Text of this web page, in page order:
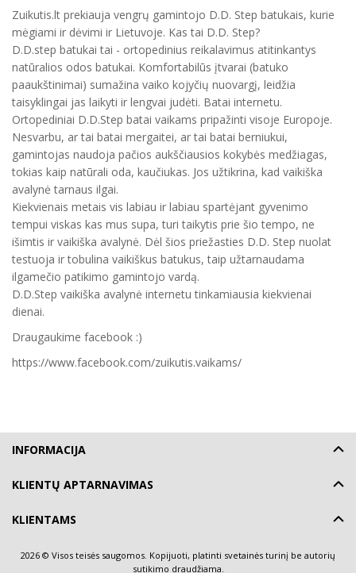
Zuikutis.lt prekiauja vengrų gamintojo D.D. Step batukais, kurie
mėgiami ir dėvimi ir Lietuvoje. Kas tai D.D. Step?
D.D.step batukai tai - ortopedinius reikalavimus atitinkantys
natūralios odos batukai. Komfortabilūs įtvarai (batuko
paaukštinimai) sumažina vaiko kojyčių nuovargį, leidžia
taisyklingai jas laikyti ir lengvai judėti. Batai internetu.
Ortopediniai D.D.Step batai vaikams pripažinti visoje Europoje.
Nesvarbu, ar tai batai mergaitei, ar tai batai berniukui,
gamintojas naudoja pačios aukščiausios kokybės medžiagas,
tokias kaip natūrali oda, kaučiukas. Jos užtikrina, kad vaikiška
avalynė tarnaus ilgai.
Kiekvienais metais vis labiau ir labiau spartėjant gyvenimo
tempui viskas kas mus supa, turi taikytis prie šio tempo, ne
išimtis ir vaikiška avalynė. Dėl šios priežasties D.D. Step nuolat
testuoja ir tobulina vaikiškus batukus, taip užtarnaudama
ilgamečio patikimo gamintojo vardą.
D.D.Step vaikiška avalynė internetu tinkamiausia kiekvienai
dienai.
Draugaukime facebook :)
https://www.facebook.com/zuikutis.vaikams/
INFORMACIJA
KLIENTŲ APTARNAVIMAS
KLIENTAMS
2026 © Visos teisės saugomos. Kopijuoti, platinti svetainės turinį be autorių
sutikimo draudžiama.